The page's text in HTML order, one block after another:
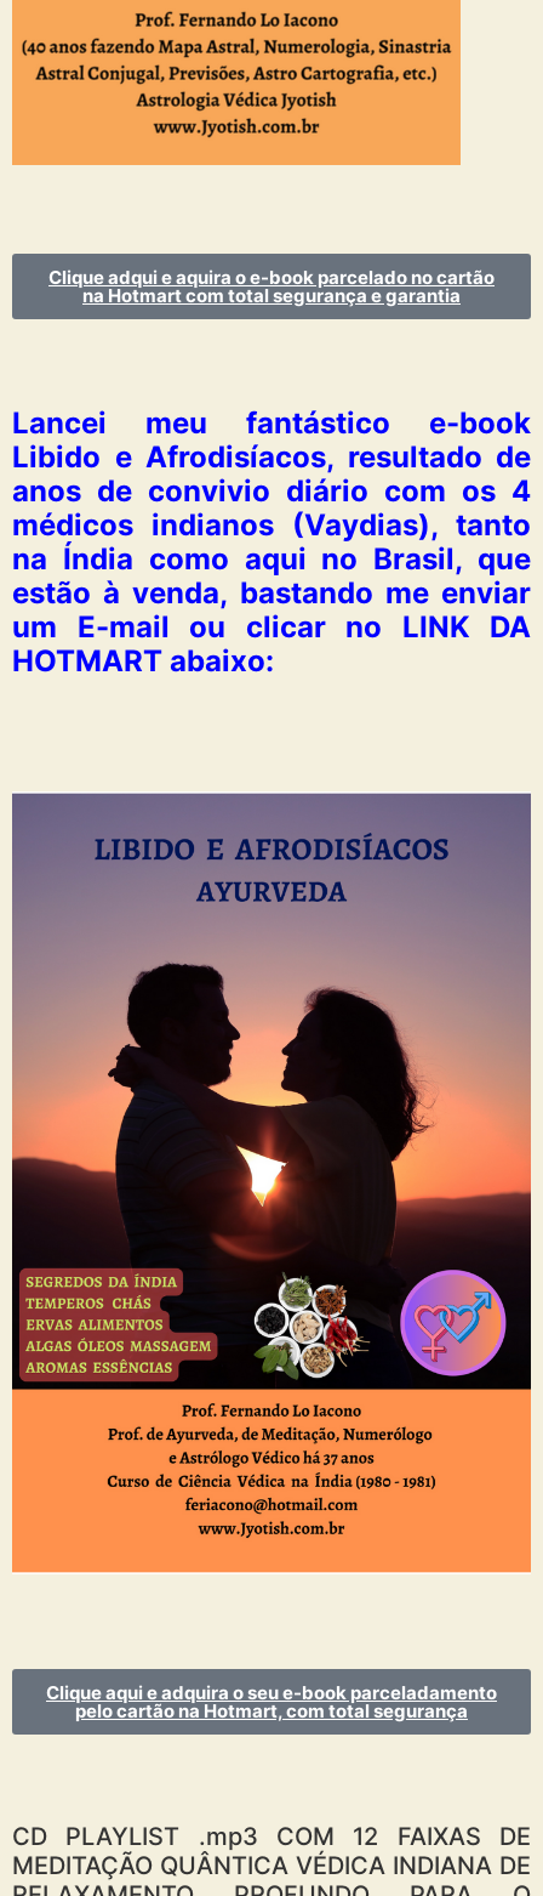
Clique adqui e aquira o e-book parcelado no cartão
na Hotmart com total segurança e garantia
Lancei meu fantástico e-book
Libido e Afrodisíacos, resultado de
anos de convivio diário com os 4
médicos indianos (Vaydias), tanto
na Índia como aqui no Brasil, que
estão à venda, bastando me enviar
um E-mail ou clicar no LINK DA
HOTMART abaixo:
Clique aqui e adquira o seu e-book parceladamento
pelo cartão na Hotmart, com total segurança
CD PLAYLIST .mp3 COM 12 FAIXAS DE
MEDITAÇÃO QUÂNTICA VÉDICA INDIANA DE